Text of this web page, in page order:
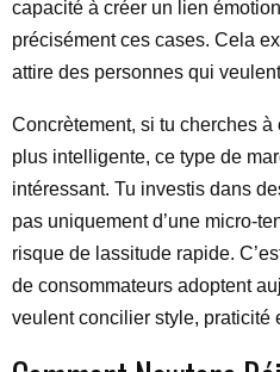
capacité à créer un lien
précisément ces cases. Cela
attire des personnes qui
Concrètement, si tu cherches
plus intelligente, ce type de
intéressant. Tu investis dans
pas uniquement d’une micro-
risque de lassitude rapide.
de consommateurs adoptent
veulent concilier style, praticité